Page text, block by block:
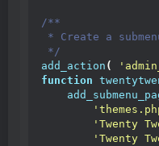
/**
* Create a
*/
add_action (
function
'Twenty
'Twenty